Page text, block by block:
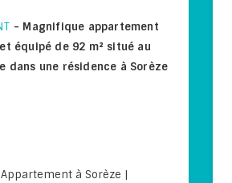
- Magnifique appartement
équipé de 92 m² situé au
dans une résidence à Sorèze
Appartement à Sorèze |